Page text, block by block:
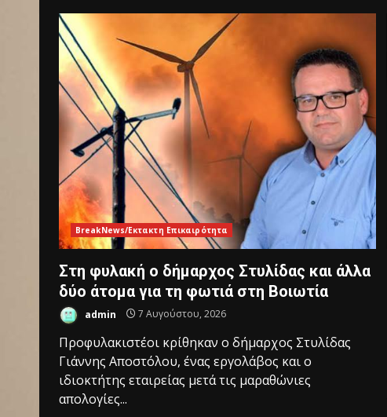
BreakNews/Εκτακτη Επικαιρότητα
Στη φυλακή ο δήμαρχος Στυλίδας και άλλα
δύο άτομα για τη φωτιά στη Βοιωτία
admin 7 Αυγούστου, 2026
Προφυλακιστέοι κρίθηκαν ο δήμαρχος Στυλίδας
Γιάννης Αποστόλου, ένας εργολάβος και ο
ιδιοκτήτης εταιρείας μετά τις μαραθώνιες
απολογίες...